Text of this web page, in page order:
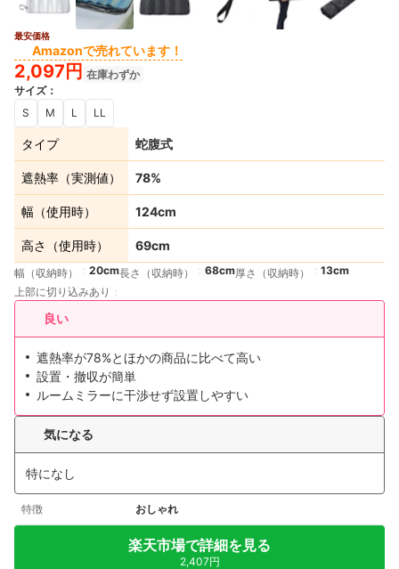
最安価格
Amazonで売れています！
2,097円 在庫わずか
サイズ：
S
M L LL
タイプ 蛇腹式
遮熱率（実測値） 78%
幅（使用時） 124cm
高さ（使用時） 69cm
幅（収納時） 20cm長さ（収納時） 68cm厚さ（収納時）
13cm
上部に切り込みあり
良い
遮熱率が78%とほかの商品に比べて高い
設置・撤収が簡単
ルームミラーに干渉せず設置しやすい
気になる
特になし
特徴 おしゃれ
楽天市場で詳細を見る
2,407円